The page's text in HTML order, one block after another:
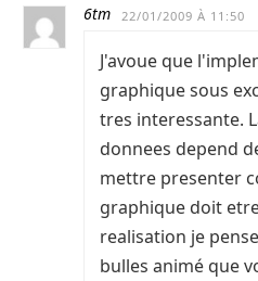
6tm 22/01/2009 À 11:50
J'avoue que
graphique sous
tres interessante.
donnees depend
mettre presenter
graphique doit
realisation je
bulles animé que